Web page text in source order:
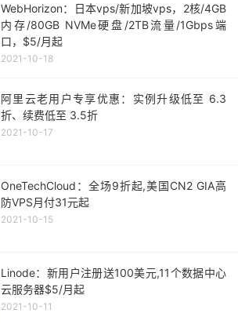
WebHorizon：日本vps/新加坡vps，2核/4GB
内存/80GB NVMe硬盘/2TB流量/1Gbps端
口，$5/月起
2021-10-18
阿里云老用户专享优惠：实例升级低至 6.3
折、续费低至 3.5折
2021-10-17
OneTechCloud：全场9折起,美国CN2 GIA高
防VPS月付31元起
2021-10-15
Linode：新用户注册送100美元,11个数据中心
云服务器$5/月起
2021-10-11